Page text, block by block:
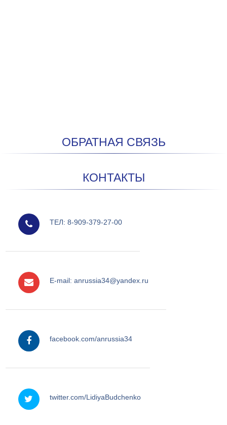
ОБРАТНАЯ СВЯЗЬ
КОНТАКТЫ
ТЕЛ: 8-909-379-27-00
E-mail: anrussia34@yandex.ru
facebook.com/anrussia34
twitter.com/LidiyaBudchenko